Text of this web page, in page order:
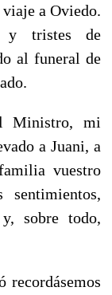
viaje a Oviedo.
y tristes de
al funeral de
Ministro, mi
a Juani, a
vuestro
sentimientos,
sobre todo,
recordásemos